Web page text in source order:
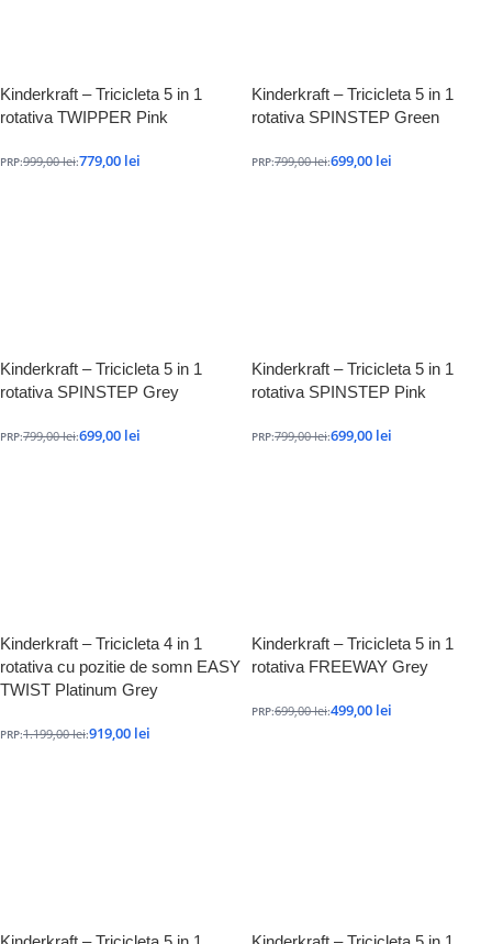
Kinderkraft – Tricicleta 5 in 1
rotativa TWIPPER Pink
PRP:999,00lei:779,00 lei
Kinderkraft – Tricicleta 5 in 1
rotativa SPINSTEP Green
PRP:799,00lei:699,00 lei
Kinderkraft – Tricicleta 5 in 1
rotativa SPINSTEP Grey
PRP:799,00lei:699,00 lei
Kinderkraft – Tricicleta 5 in 1
rotativa SPINSTEP Pink
PRP:799,00lei:699,00 lei
Kinderkraft – Tricicleta 4 in 1
rotativa cu pozitie de somn EASY
TWIST Platinum Grey
PRP:1.199,00lei:919,00 lei
Kinderkraft – Tricicleta 5 in 1
rotativa FREEWAY Grey
PRP:699,00lei:499,00 lei